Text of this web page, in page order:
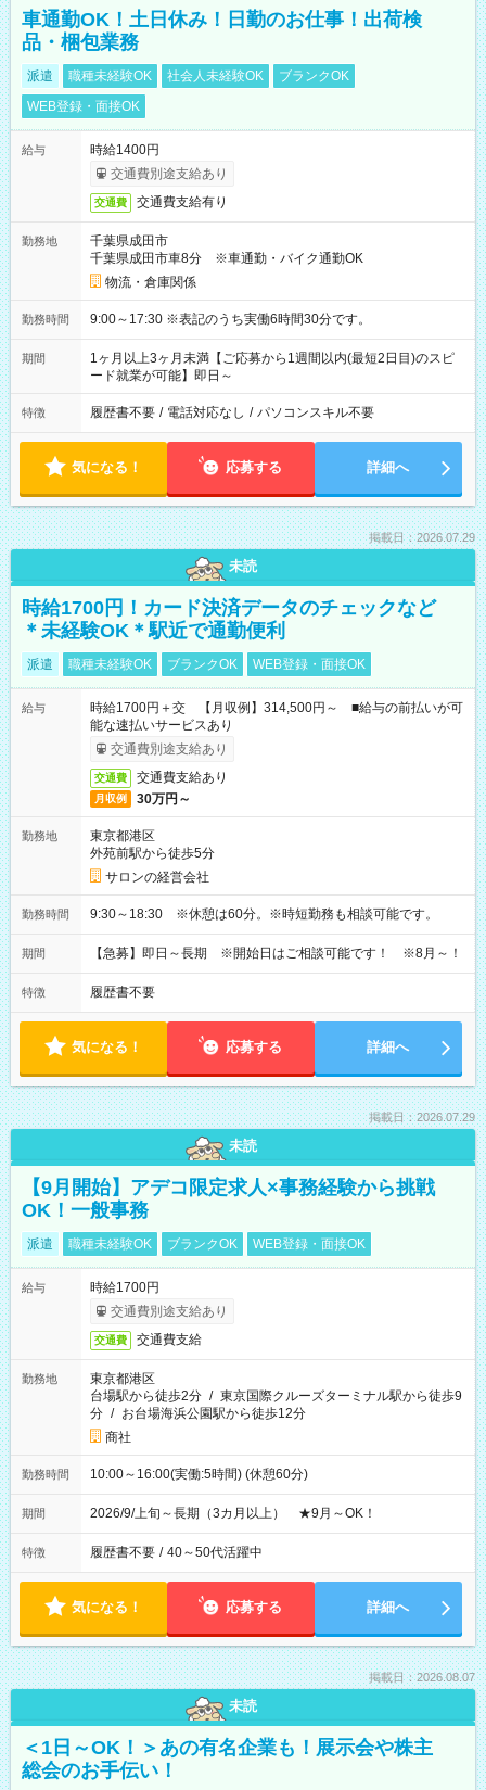
車通勤OK！土日休み！日勤のお仕事！出荷検
品・梱包業務
派遣 職種未経験OK 社会人未経験OK
ブランクOK
WEB登録・面接OK
給与
時給1400円
交通費別途支給あり
交通費 交通費支給有り
勤務地
千葉県成田市
千葉県成田市車8分 ※車通勤・バイク通勤OK
物流・倉庫関係
勤務時間 9:00～17:30 ※表記のうち実働6時間30分です。
期間
1ヶ月以上3ヶ月未満【ご応募から1週間以内(最短2日目)のスピ
ード就業が可能】即日～
特徴 履歴書不要 / 電話対応なし / パソコンスキル不要
気になる！ 応募する 詳細へ
掲載日：2026.07.29
未読
時給1700円！カード決済データのチェックなど
＊未経験OK＊駅近で通勤便利
派遣 職種未経験OK ブランクOK WEB登録・面接OK
給与
時給1700円＋交 【月収例】314,500円～ ■給与の前払いが可
能な速払いサービスあり
交通費別途支給あり
交通費 交通費支給あり
月収例 30万円～
勤務地
東京都港区
外苑前駅から徒歩5分
サロンの経営会社
勤務時間 9:30～18:30 ※休憩は60分。※時短勤務も相談可能です。
期間 【急募】即日～長期 ※開始日はご相談可能です！ ※8月～！
特徴 履歴書不要
気になる！ 応募する 詳細へ
掲載日：2026.07.29
未読
【9月開始】アデコ限定求人×事務経験から挑戦
OK！一般事務
派遣 職種未経験OK ブランクOK WEB登録・面接OK
給与
時給1700円
交通費別途支給あり
交通費 交通費支給
勤務地
東京都港区
台場駅から徒歩2分 / 東京国際クルーズターミナル駅から徒歩9
分 / お台場海浜公園駅から徒歩12分
商社
勤務時間 10:00～16:00(実働:5時間) (休憩60分)
期間 2026/9/上旬～長期（3カ月以上） ★9月～OK！
特徴 履歴書不要 / 40～50代活躍中
気になる！ 応募する 詳細へ
掲載日：2026.08.07
未読
＜1日～OK！＞あの有名企業も！展示会や株主
総会のお手伝い！